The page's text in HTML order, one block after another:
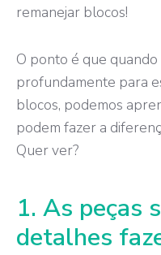
remanejar blocos!
O ponto é que quando
profundamente para
blocos, podemos
podem fazer a
Quer ver?
1. As peças
detalhes